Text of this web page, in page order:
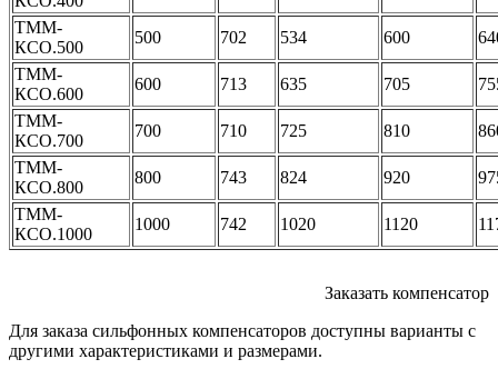
ТММ-
КСО.500
500 702 534 600
ТММ-
КСО.600
600 713 635 705
ТММ-
КСО.700
700 710 725 810
ТММ-
КСО.800
800 743 824 920
ТММ-
КСО.1000
1000 742 1020 1120
Заказать компенсатор
Для заказа сильфонных компенсаторов доступны варианты с
другими характеристиками и размерами.